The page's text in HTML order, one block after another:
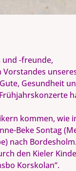
-freunde,
Gesundheit
kommen, wie
Beke Sontag
nach
den Kieler
Korskolan“.